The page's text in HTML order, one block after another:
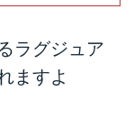
ラグジュア
ますよ